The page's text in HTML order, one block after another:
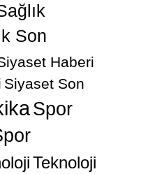
Son
Haberi
Siyaset Son
Spor
Teknoloji